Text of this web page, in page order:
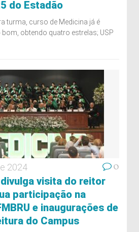
do Estadão
turma, curso de Medicina já é
obtendo quatro estrelas; USP
2024 0
visita do reitor
participação na
e inaugurações de
do Campus